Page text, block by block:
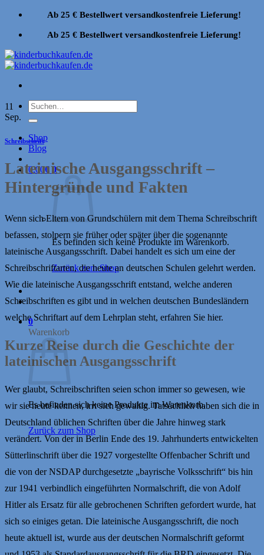
Zum
springen
Ab 25 € Bestellwert versandkostenfreie Lieferung!
Ab 25 € Bestellwert versandkostenfreie Lieferung!
Suchen
nach:
Shop
Blog
0,00€ 0
Es befinden sich keine Produkte im Warenkorb.
Zurück zum Shop
0
Warenkorb
Es befinden sich keine Produkte im Warenkorb.
Zurück zum Shop
11
Sep.
Schreibschrift
Lateinische Ausgangsschrift –
Hintergründe und Fakten
Wenn sich Eltern von Grundschülern mit dem Thema Schreibschrift
befassen, stolpern sie früher oder später über die sogenannte
lateinische Ausgangsschrift. Dabei handelt es sich um eine der
Schreibschriftarten, die heute an deutschen Schulen gelehrt werden.
Wie die lateinische Ausgangsschrift entstand, welche anderen
Schreibschriften es gibt und in welchen deutschen Bundesländern
welche Schriftart auf dem Lehrplan steht, erfahren Sie hier.
Kurze Reise durch die Geschichte der
lateinischen Ausgangsschrift
Wer glaubt, Schreibschriften seien schon immer so gewesen, wie
wir sie heute kennen, irrt sich gewaltig. Tatsächlich haben sich die in
Deutschland üblichen Schriften über die Jahre hinweg stark
verändert. Von der in Berlin Ende des 19. Jahrhunderts entwickelten
Sütterlinschrift über die 1927 vorgestellte Offenbacher Schrift und
die von der NSDAP durchgesetzte „bayrische Volksschrift“ bis hin
zur 1941 verbindlich eingeführten Normalschrift, die von Adolf
Hitler als Ersatz für alle gebrochenen Schriften gefordert wurde, hat
sich so einiges getan. Die lateinische Ausgangsschrift, die noch
heute aktuell ist, wurde aus der deutschen Normalschrift geformt